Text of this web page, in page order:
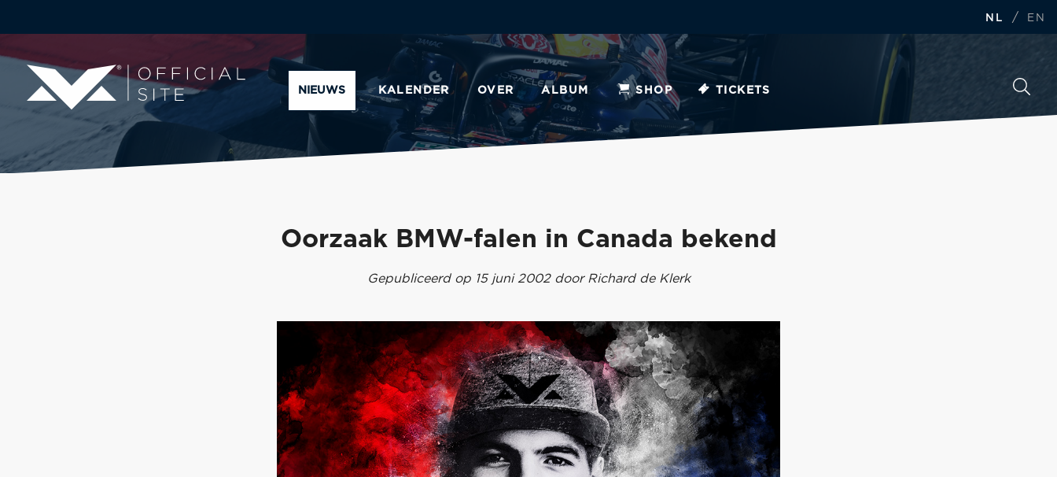
NL / EN
NIEUWS KALENDER OVER ALBUM SHOP TICKETS
Oorzaak BMW-falen in Canada bekend
Gepubliceerd op 15 juni 2002 door Richard de Klerk